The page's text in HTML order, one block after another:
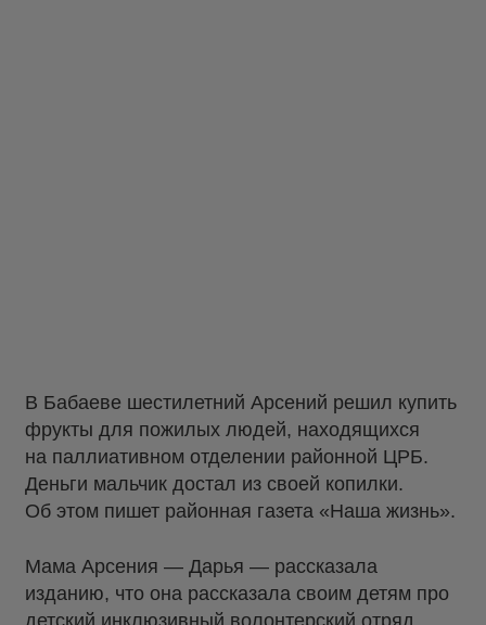
В Бабаеве шестилетний Арсений решил купить
фрукты для пожилых людей, находящихся
на паллиативном отделении районной ЦРБ.
Деньги мальчик достал из своей копилки.
Об этом пишет районная газета «Наша жизнь».
Мама Арсения — Дарья — рассказала
изданию, что она рассказала своим детям про